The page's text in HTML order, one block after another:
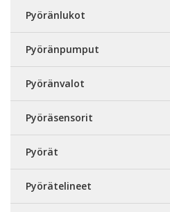
Pyöränlukot
Pyöränpumput
Pyöränvalot
Pyöräsensorit
Pyörät
Pyörätelineet